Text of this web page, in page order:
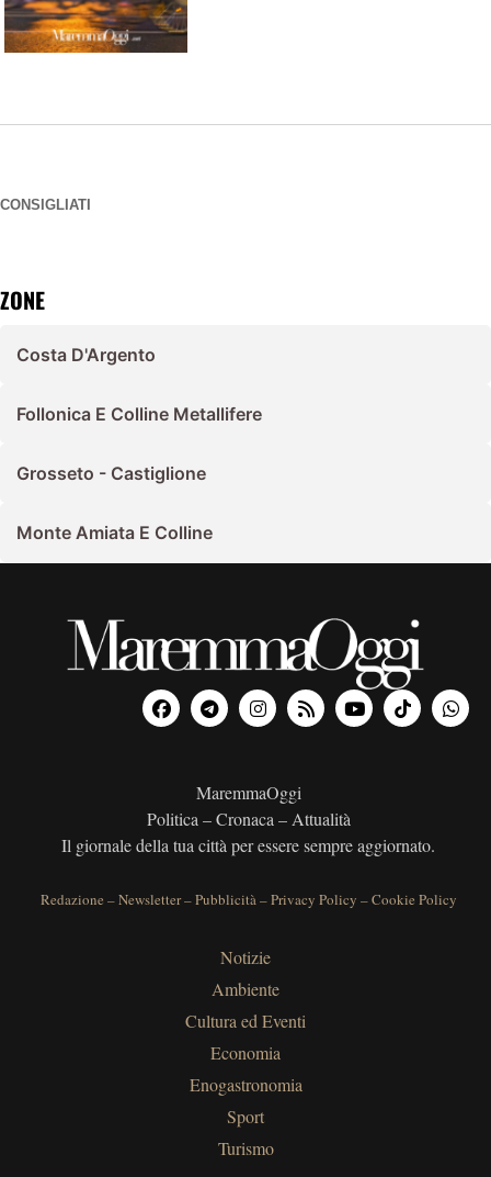
CONSIGLIATI
ZONE
Costa D'Argento
Follonica E Colline Metallifere
Grosseto - Castiglione
Monte Amiata E Colline
MaremmaOggi
Politica – Cronaca – Attualità
Il giornale della tua città per essere sempre aggiornato.
Redazione –Newsletter–Pubblicità–Privacy Policy –Cookie Policy
Notizie
Ambiente
Cultura ed Eventi
Economia
Enogastronomia
Sport
Turismo